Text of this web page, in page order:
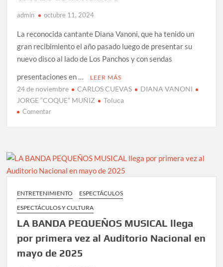
admin octubre 11, 2024
La reconocida cantante Diana Vanoni, que ha tenido un
gran recibimiento el año pasado luego de presentar su
nuevo disco al lado de Los Panchos y con sendas
presentaciones en …
LEER MÁS
24 de noviembre CARLOS CUEVAS
DIANA VANONI
JORGE “COQUE” MUÑIZ
Toluca
Comentaren
CUEVAS
JORGE
MUÑIZ
llegan
a
este
24
ENTRETENIMIENTO
ESPECTÁCULOS
ESPECTÁCULOS Y CULTURA
LA BANDA PEQUEÑOS MUSICAL llega
por primera vez al Auditorio Nacional en
mayo de 2025